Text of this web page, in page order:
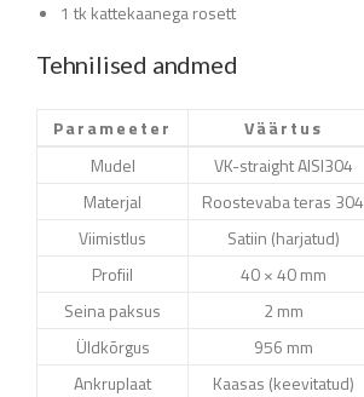
1 tk kattekaanega rosett
Tehnilised andmed
Parameeter
Väärtus
Mudel
VK-straight AISI304
Materjal
Roostevaba teras 304
Viimistlus
Satiin (harjatud)
Profiil
40 × 40 mm
Seina paksus
2 mm
Üldkõrgus
956 mm
Ankruplaat
Kaasas (keevitatud)